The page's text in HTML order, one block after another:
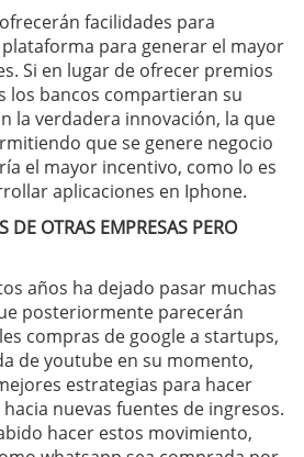
facilidades para
para generar el mayor
Si en lugar de ofrecer premios
los bancos compartieran su
la verdadera innovación, la que
que se genere negocio
el mayor incentivo, como lo es
aplicaciones en Iphone.
OTRAS EMPRESAS PERO
años ha dejado pasar muchas
posteriormente parecerán
compras de google a startups,
de youtube en su momento,
estrategias para hacer
nuevas fuentes de ingresos.
hacer estos movimiento,